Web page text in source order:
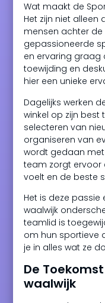
Wat maakt de
Het zijn niet
mensen achter
gepassioneerde
en ervaring graag
toewijding en
hier een unieke
Dagelijks werken
winkel op zijn best
selecteren van
organiseren van
wordt gedaan
team zorgt ervoor
voelt en de beste
Het is deze passie
waalwijk
teamlid is
om hun sportieve
je in alles wat ze
De
waalwijk